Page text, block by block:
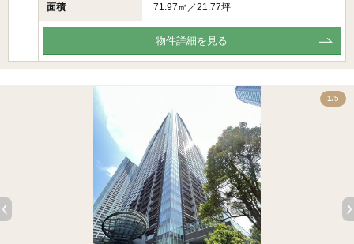
面積 71.97㎡／21.77坪
物件詳細を見る
1/5